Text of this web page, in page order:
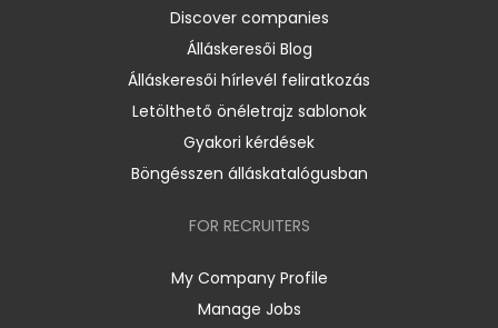
Discover companies
Álláskeresői Blog
Álláskeresői hírlevél feliratkozás
Letölthető önéletrajz sablonok
Gyakori kérdések
Böngésszen álláskatalógusban
FOR RECRUITERS
My Company Profile
Manage Jobs